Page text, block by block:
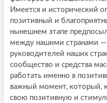
Имеется и исторический
позитивный и
нынешнем этапе
между нашими странами —
руководителей наших
сообщество и средства
работать именно в
важный момент, который,
свою позитивную и